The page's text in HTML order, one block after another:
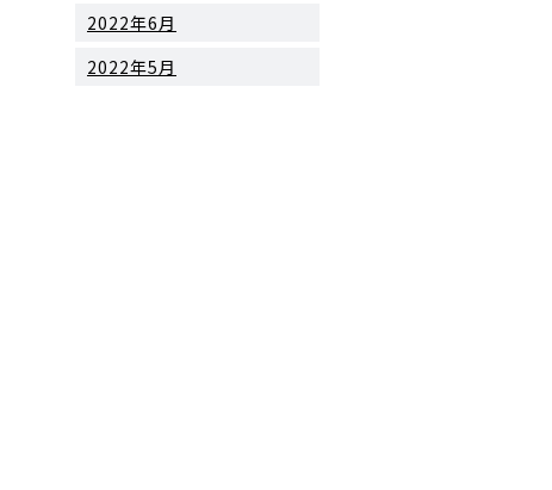
2022年6月
2022年5月